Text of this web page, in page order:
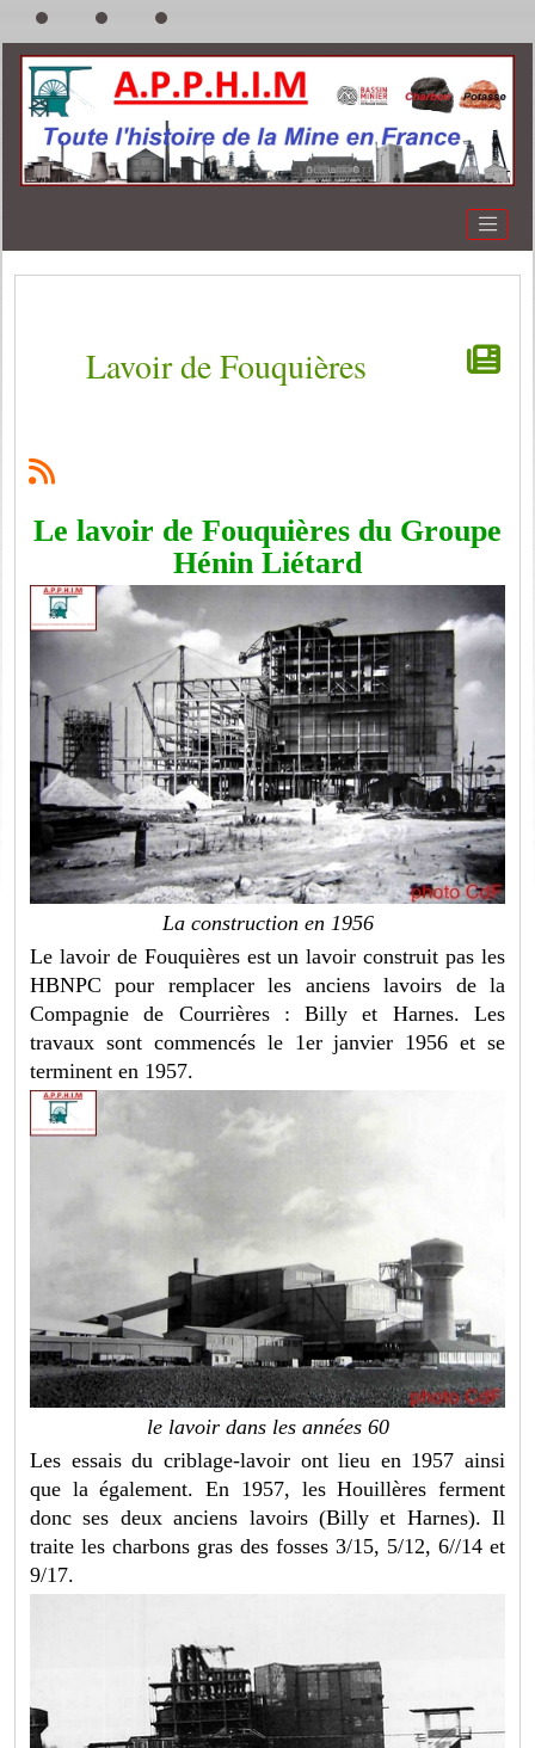
Lavoir de Fouquières
Le lavoir de Fouquières du Groupe
Hénin Liétard
La construction en 1956
Le lavoir de Fouquières est un lavoir construit pas les
HBNPC pour remplacer les anciens lavoirs de la
Compagnie de Courrières : Billy et Harnes. Les
travaux sont commencés le 1er janvier 1956 et se
terminent en 1957.
le lavoir dans les années 60
Les essais du criblage-lavoir ont lieu en 1957 ainsi
que la également. En 1957, les Houillères ferment
donc ses deux anciens lavoirs (Billy et Harnes). Il
traite les charbons gras des fosses 3/15, 5/12, 6//14 et
9/17.